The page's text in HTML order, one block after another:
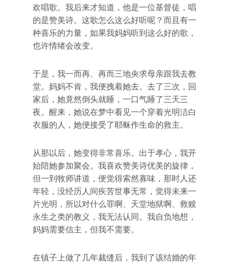
欢唱歌。我后来才知道，他是一位基督徒，唱
的是赞美诗。这歌怎么这么好听呢？而且有一
种喜乐的力量，如果我妈妈听到这么好的歌，
也许情绪会改变。
于是，我一而再、再而三地央求母亲跟我去教
堂。妈妈不肯，我便拽着她去。去了三次，回
家后，她竟然倒头就睡，一口气睡了三天三
夜。醒来，她说在梦中看见一个穿着光明洁白
衣服的人，她便接受了耶稣作生命的救主。
从那以后，她变得非常喜乐。出于孝心，我开
始陪她参加聚会。我喜欢赞美诗优美的旋律，
但一到牧师讲道，便觉得索然寡味，那时人还
年轻，没经历人间疾苦世事无常，觉得未来一
片光明，所以对什么罪啊、天堂地狱啊、救赎
永生之类的教义，我无法认同。我自负地想，
妈妈需要信主，但我不需要。
在镇子上做了几年裁缝后，我到了该结婚的年